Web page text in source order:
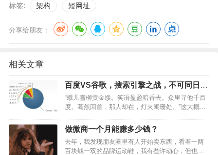
标签: 架构 短网址
分享给朋友：
相关文章
百度VS谷歌，搜索引擎之战，不可同日而
语
“蛾儿雪柳黄金缕。笑语盈盈暗香去。众里寻他千百
度。蓦然回首，那人却在，灯火阑珊处。”这大概就
时，许多人放弃了他们的原始想法，开始从事新事
物。百度的故事是不同的。百度的历史可追溯到谷
歌仍在开发之…
做微商一个月能赚多少钱？
去年，我发现朋友圈里有人开始卖东西，看着一两
百块钱一双的品牌运动鞋，我有些许动心，但也有